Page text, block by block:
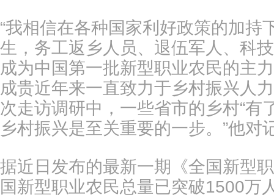
“我相信在各种国家利好政策的加
生，务工返乡人员、退伍军人、科
成为中国第一批新型职业农民的主
成贵近年来一直致力于乡村振兴人
次走访调研中，一些省市的乡村“有
乡村振兴是至关重要的一步。”他对
据近日发布的最新一期《全国新型
国新型职业农民总量已突破1500万